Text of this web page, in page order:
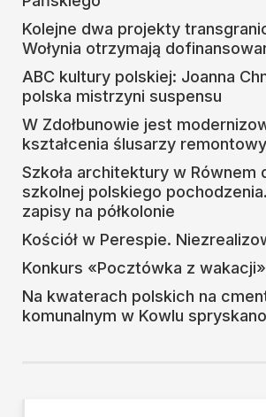
Kolejne dwa projekty
Wołynia otrzymają
ABC kultury polskiej: Joanna
polska mistrzyni suspensu
W Zdołbunowie jest
kształcenia ślusarzy
Szkoła architektury w Równem
szkolnej polskiego
zapisy na półkolonie
Kościół w Perespie.
Konkurs «Pocztówka z wakacji»
Na kwaterach polskich na
komunalnym w Kowlu